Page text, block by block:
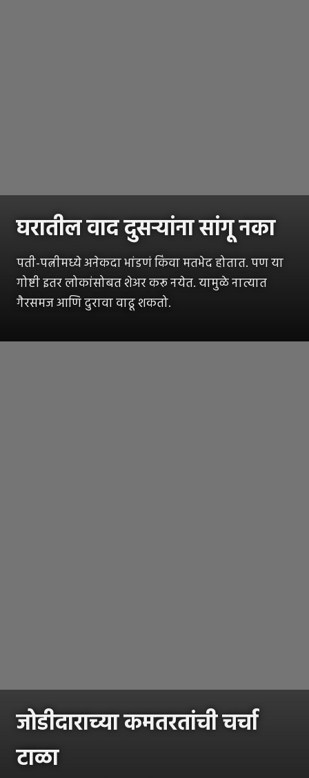
घरातील वाद दुसऱ्यांना सांगू नका
पती-पत्नीमध्ये अनेकदा भांडणं किंवा मतभेद होतात. पण या
गोष्टी इतर लोकांसोबत शेअर करू नयेत. यामुळे नात्यात
गैरसमज आणि दुरावा वाढू शकतो.
जोडीदाराच्या कमतरतांची चर्चा
टाळा